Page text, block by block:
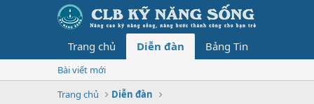
Trang chủ Diễn đàn Bảng Tin
Bài viết mới
Trang chủ
Diễn đàn